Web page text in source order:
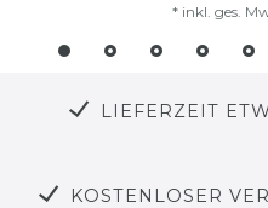
* inkl. ges.
LIEFERZEIT
KOSTENLOSER